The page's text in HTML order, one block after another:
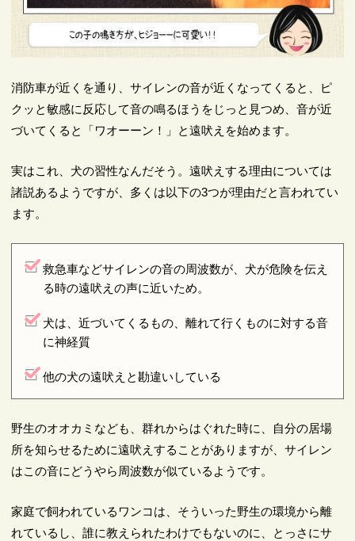
消防車が近くを通り、サイレンの音が近くなってくると、ピ
クッと敏感に反応して音の鳴るほうをじっと見つめ、音が近
づいてくると「ワオーーン！」と遠吠えを始めます。
実はこれ、犬の習性なんだそう。遠吠えする理由については
諸説あるようですが、多くは以下の3つが理由だと言われてい
ます。
救急車などサイレンの音の周波数が、犬が危険を伝え
る時の遠吠えの声に近いため。
犬は、近づいてくるもの、離れて行くものに対する音
に神経質
他の犬の遠吠えと勘違いしている
野生のオオカミなども、群れからはぐれた時に、自分の居場
所を知らせるために遠吠えすることがありますが、サイレン
はこの音にどうやら周波数が似ているようです。
家庭で飼われているワンコは、そういった野生の環境から離
れているし、誰に教えられたわけでもないのに、とっさにサ